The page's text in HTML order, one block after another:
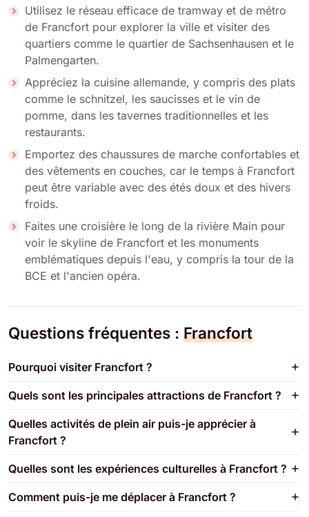
Utilisez le réseau efficace de tramway et de métro
de Francfort pour explorer la ville et visiter des
quartiers comme le quartier de Sachsenhausen et le
Palmengarten.
Appréciez la cuisine allemande, y compris des plats
comme le schnitzel, les saucisses et le vin de
pomme, dans les tavernes traditionnelles et les
restaurants.
Emportez des chaussures de marche confortables et
des vêtements en couches, car le temps à Francfort
peut être variable avec des étés doux et des hivers
froids.
Faites une croisière le long de la rivière Main pour
voir le skyline de Francfort et les monuments
emblématiques depuis l'eau, y compris la tour de la
BCE et l'ancien opéra.
Questions fréquentes : Francfort
Pourquoi visiter Francfort ?
Quels sont les principales attractions de Francfort ?
Quelles activités de plein air puis-je apprécier à
Francfort ?
Quelles sont les expériences culturelles à Francfort ?
Comment puis-je me déplacer à Francfort ?